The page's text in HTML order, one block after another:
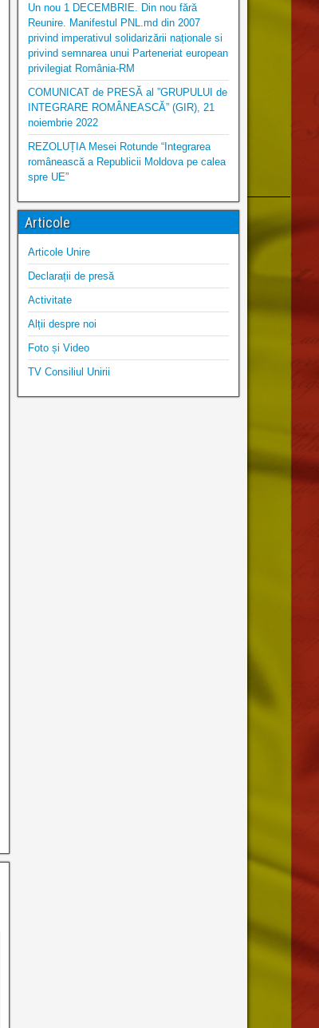
Un nou 1 DECEMBRIE. Din nou fără
Reunire. Manifestul PNL.md din 2007
privind imperativul solidarizării naționale si
privind semnarea unui Parteneriat european
privilegiat România-RM
COMUNICAT de PRESĂ al ”GRUPULUI de
INTEGRARE ROMÂNEASCĂ” (GIR), 21
noiembrie 2022
REZOLUȚIA Mesei Rotunde “Integrarea
românească a Republicii Moldova pe calea
spre UE”
Articole
Articole Unire
Declarații de presă
Activitate
Alții despre noi
Foto și Video
TV Consiliul Unirii